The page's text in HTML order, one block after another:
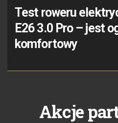
Test roweru
E26 3.0 Pro – jest
komfortowy
Akcje